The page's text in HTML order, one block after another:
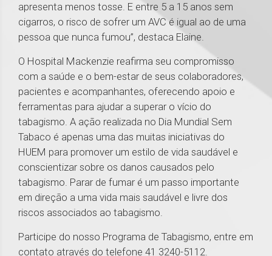
apresenta menos tosse. E entre 5 a 15 anos sem
cigarros, o risco de sofrer um AVC é igual ao de uma
pessoa que nunca fumou”, destaca Elaine.
O Hospital Mackenzie reafirma seu compromisso
com a saúde e o bem-estar de seus colaboradores,
pacientes e acompanhantes, oferecendo apoio e
ferramentas para ajudar a superar o vício do
tabagismo. A ação realizada no Dia Mundial Sem
Tabaco é apenas uma das muitas iniciativas do
HUEM para promover um estilo de vida saudável e
conscientizar sobre os danos causados pelo
tabagismo. Parar de fumar é um passo importante
em direção a uma vida mais saudável e livre dos
riscos associados ao tabagismo.
Participe do nosso Programa de Tabagismo, entre em
contato através do telefone 41 3240-5112.